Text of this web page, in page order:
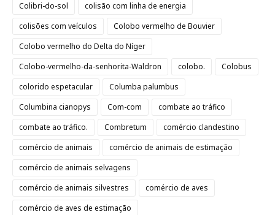
Colibri-do-sol
colisão com linha de energia
colisões com veículos
Colobo vermelho de Bouvier
Colobo vermelho do Delta do Níger
Colobo-vermelho-da-senhorita-Waldron
colobo.
Colobus
colorido espetacular
Columba palumbus
Columbina cianopys
Com-com
combate ao tráfico
combate ao tráfico.
Combretum
comércio clandestino
comércio de animais
comércio de animais de estimação
comércio de animais selvagens
comércio de animais silvestres
comércio de aves
comércio de aves de estimação